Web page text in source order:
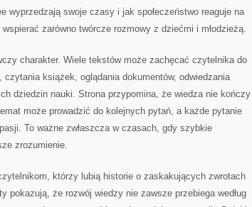
wyprzedzają swoje czasy i jak społeczeństwo reaguje na
zarówno twórcze rozmowy z dziećmi i młodzieżą.
charakter. Wiele tekstów może zachęcać czytelnika do
książek, oglądania dokumentów, odwiedzania
dziedzin nauki. Strona przypomina, że wiedza nie kończy
może prowadzić do kolejnych pytań, a każde pytanie
To ważne zwłaszcza w czasach, gdy szybkie
zrozumienie.
którzy lubią historie o zaskakujących zwrotach
pokazują, że rozwój wiedzy nie zawsze przebiega według